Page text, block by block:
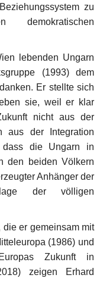
zu
demokratischen
lebenden Ungarn
(1993) dem
Er stellte sich
sie, weil er klar
nicht aus der
aus der Integration
die Ungarn in
den beiden Völkern
Anhänger der
der völligen
er gemeinsam mit
(1986) und
Zukunft in
zeigen Erhard